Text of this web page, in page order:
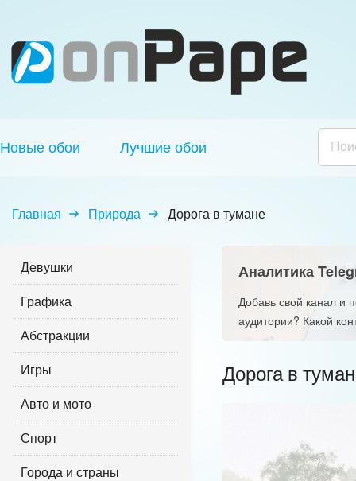
Новые обои Лучшие обои
Главная Природа Дорога в тумане
Девушки
Графика
Абстракции
Игры
Авто и мото
Спорт
Города и страны
Аналитика
Добавь свой канал и
аудитории? Какой
Дорога в